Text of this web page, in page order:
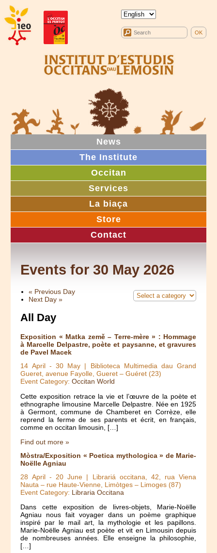
News
The Institute
Occitan
Services
La biaça
Store
Contact
Events for 30 May 2026
« Previous Day
Next Day»
All Day
Exposition « Matka země – Terre-mère » : Hommage
à Marcelle Delpastre, poète et paysanne, et gravures
de Pavel Macek
14 April-30 May | Biblioteca Multimedia dau Grand
Gueret, avenue Fayolle, Gueret – Guéret (23)
Event Category:Occitan World
Cette exposition retrace la vie et l’œuvre de la poète et
ethnographe limousine Marcelle Delpastre. Née en 1925
à Germont, commune de Chamberet en Corrèze, elle
reprend la ferme de ses parents et écrit, en français,
comme en occitan limousin, […]
Find out more »
Mòstra/Exposition « Poetica mythologica » de Marie-
Noëlle Agniau
28 April- 20 June | Librariá occitana, 42, rua Viena
Nauta – rue Haute-Vienne, Limòtges – Limoges (87)
Event Category: Libraria Occitana
Dans cette exposition de livres-objets, Marie-Noëlle
Agniau nous fait voyager dans un poème graphique
inspiré par le mail art, la mythologie et les papillons.
Marie-Noëlle Agniau est poète et vit en Limousin depuis
de nombreuses années. Elle enseigne la philosophie,
[…]